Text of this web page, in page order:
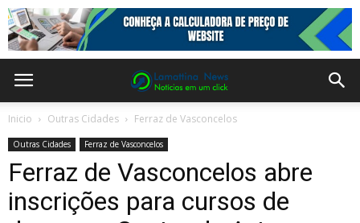
Inicio Outras Cidades Ferraz de Vasconcelos
Outras Cidades Ferraz de Vasconcelos
Ferraz de Vasconcelos abre
inscrições para cursos de